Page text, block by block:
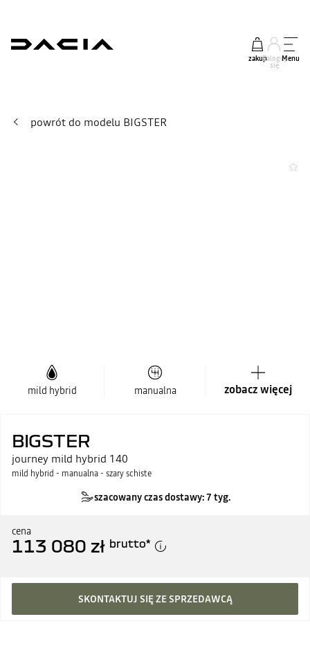
zakupZaloguj
się
Menu
powrót do modelu BIGSTER
mild hybrid manualna zobacz więcej
BIGSTER
journey mild hybrid 140
mild hybrid - manualna - szary schiste
szacowany czas dostawy: 7 tyg.
cena
113 080 zł brutto*
SKONTAKTUJ SIĘ ZE SPRZEDAWCĄ